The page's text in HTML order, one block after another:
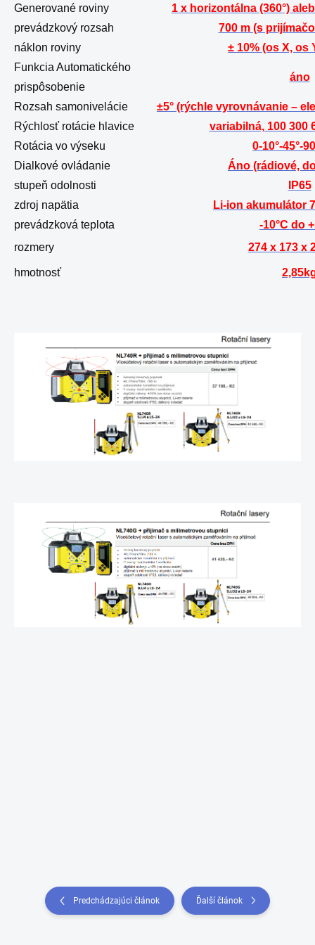
Generované roviny
1 x horizontálna (360°)
prevádzkový rozsah
700 m (s
náklon roviny
± 10% (os X, os
Funkcia Automatického
prispôsobenie
áno
Rozsah samonivelácie
±5° (rýchle vyrovnávanie –
Rýchlosť rotácie hlavice
variabilná, 100 300
Rotácia vo výseku
0-10°-45°-
Dialkové ovládanie
Áno (rádiové,
stupeň odolnosti
IP65
zdroj napätia
Li-ion akumulátor
prevádzková teplota
-10°C do
rozmery
274 x 173 x
hmotnosť
Predchádzajúci článok Ďalší článok